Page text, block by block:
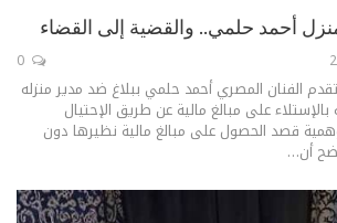
أحمد حلمي.. والقضية إلى القضاء
الفنان المصري أحمد حلمي ببلاغ ضد مدير منزله
على مبالغ مالية عن طريق الإحتيال
قصد الحصول على مبالغ مالية نظيرها دون
أن…